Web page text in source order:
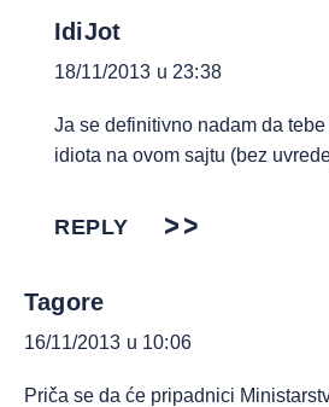
IdiJot
18/11/2013 u 23:38
Ja se definitivno nadam da
idiota na ovom sajtu (bez
REPLY
Tagore
16/11/2013 u 10:06
Priča se da će pripadnici